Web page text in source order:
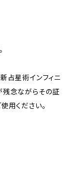
占星術インフィニ
残念ながらその証
用ください。